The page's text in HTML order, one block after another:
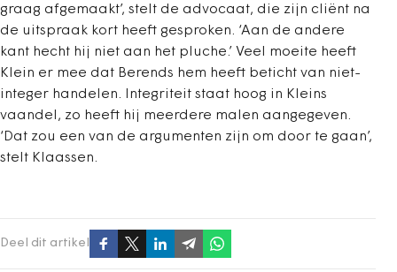
graag afgemaakt’, stelt de advocaat, die zijn cliënt na
de uitspraak kort heeft gesproken. ‘Aan de andere
kant hecht hij niet aan het pluche.’ Veel moeite heeft
Klein er mee dat Berends hem heeft beticht van niet-
integer handelen. Integriteit staat hoog in Kleins
vaandel, zo heeft hij meerdere malen aangegeven.
‘Dat zou een van de argumenten zijn om door te gaan’,
stelt Klaassen.
Deel dit artikel